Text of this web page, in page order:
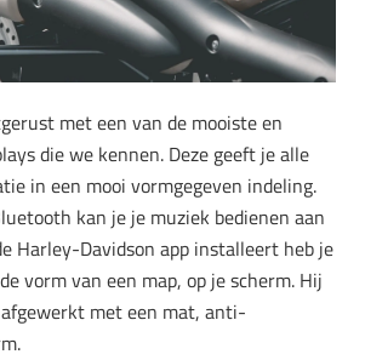
met een van de mooiste en
die we kennen. Deze geeft je alle
in een mooi vormgegeven indeling.
kan je je muziek bedienen aan
Harley-Davidson app installeert heb je
vorm van een map, op je scherm. Hij
met een mat, anti-